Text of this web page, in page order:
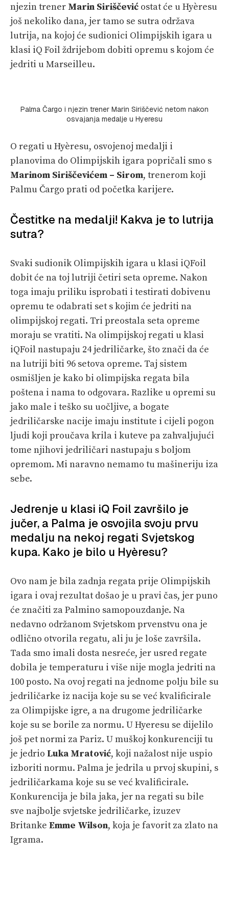
njezin trener Marin Siriščević ostat će u Hyèresu
još nekoliko dana, jer tamo se sutra održava
lutrija, na kojoj će sudionici Olimpijskih igara u
klasi iQ Foil ždrijebom dobiti opremu s kojom će
jedriti u Marseilleu.
Palma Čargo i njezin trener Marin Siriščević netom nakon
osvajanja medalje u Hyeresu
O regati u Hyèresu, osvojenoj medalji i
planovima do Olimpijskih igara popričali smo s
Marinom Siriščevićem – Sirom, trenerom koji
Palmu Čargo prati od početka karijere.
Čestitke na medalji! Kakva je to lutrija
sutra?
Svaki sudionik Olimpijskih igara u klasi iQFoil
dobit će na toj lutriji četiri seta opreme. Nakon
toga imaju priliku isprobati i testirati dobivenu
opremu te odabrati set s kojim će jedriti na
olimpijskoj regati. Tri preostala seta opreme
moraju se vratiti. Na olimpijskoj regati u klasi
iQFoil nastupaju 24 jedriličarke, što znači da će
na lutriji biti 96 setova opreme. Taj sistem
osmišljen je kako bi olimpijska regata bila
poštena i nama to odgovara. Razlike u opremi su
jako male i teško su uočljive, a bogate
jedriličarske nacije imaju institute i cijeli pogon
ljudi koji proučava krila i kuteve pa zahvaljujući
tome njihovi jedriličari nastupaju s boljom
opremom. Mi naravno nemamo tu mašineriju iza
sebe.
Jedrenje u klasi iQ Foil završilo je
jučer, a Palma je osvojila svoju prvu
medalju na nekoj regati Svjetskog
kupa. Kako je bilo u Hyèresu?
Ovo nam je bila zadnja regata prije Olimpijskih
igara i ovaj rezultat došao je u pravi čas, jer puno
će značiti za Palmino samopouzdanje. Na
nedavno održanom Svjetskom prvenstvu ona je
odlično otvorila regatu, ali ju je loše završila.
Tada smo imali dosta nesreće, jer usred regate
dobila je temperaturu i više nije mogla jedriti na
100 posto. Na ovoj regati na jednome polju bile su
jedriličarke iz nacija koje su se već kvalificirale
za Olimpijske igre, a na drugome jedriličarke
koje su se borile za normu. U Hyeresu se dijelilo
još pet normi za Pariz. U muškoj konkurenciji tu
je jedrio Luka Mratović, koji nažalost nije uspio
izboriti normu. Palma je jedrila u prvoj skupini, s
jedriličarkama koje su se već kvalificirale.
Konkurencija je bila jaka, jer na regati su bile
sve najbolje svjetske jedriličarke, izuzev
Britanke Emme Wilson, koja je favorit za zlato na
Igrama.